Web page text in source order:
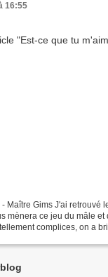
16:55
Maître Gims J'ai retrouvé
mènera ce jeu du mâle
complices, on a